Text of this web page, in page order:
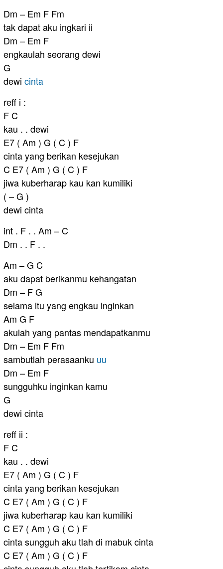
Dm – Em F Fm
tak dapat aku ingkari ii
Dm – Em F
engkaulah seorang dewi
G
dewi cinta
reff i :
F C
kau . . dewi
E7 ( Am ) G ( C ) F
cinta yang berikan kesejukan
C E7 ( Am ) G ( C ) F
jiwa kuberharap kau kan kumiliki
( – G )
dewi cinta
int . F . . Am – C
Dm . . F . .
Am – G C
aku dapat berikanmu kehangatan
Dm – F G
selama itu yang engkau inginkan
Am G F
akulah yang pantas mendapatkanmu
Dm – Em F Fm
sambutlah perasaanku uu
Dm – Em F
sungguhku inginkan kamu
G
dewi cinta
reff ii :
F C
kau . . dewi
E7 ( Am ) G ( C ) F
cinta yang berikan kesejukan
C E7 ( Am ) G ( C ) F
jiwa kuberharap kau kan kumiliki
C E7 ( Am ) G ( C ) F
cinta sungguh aku tlah di mabuk cinta
C E7 ( Am ) G ( C ) F